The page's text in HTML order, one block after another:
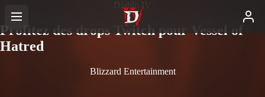
Diablo IV
Profitez des drops Twitch pour Vessel of
Hatred
Blizzard Entertainment